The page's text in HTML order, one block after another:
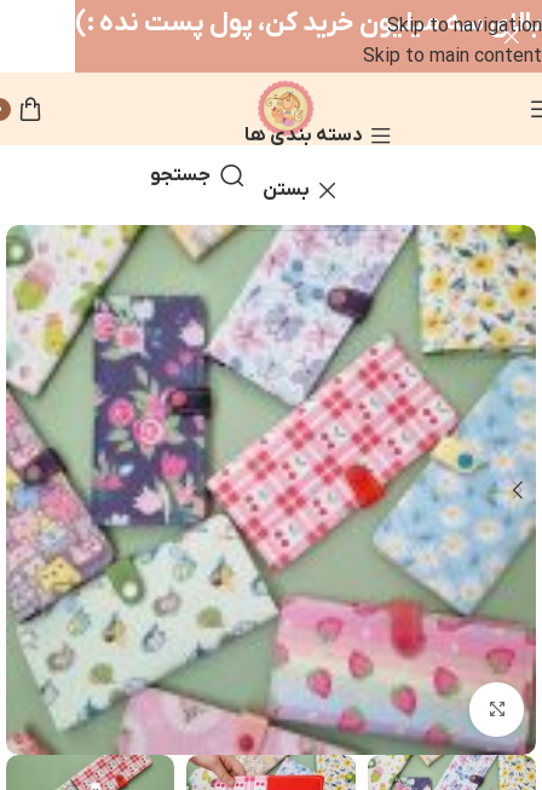
Skip to navigation
Skip to main content
دسته بندی ها
بستن
جستجو
برای بزرگنمایی کلیک کنید
بالای سه میلیون خرید کن، پول پست نده :)